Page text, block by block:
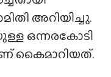
അറിയിച്ചു.
ഒന്നരകോടി
കൈമാറിയത്.